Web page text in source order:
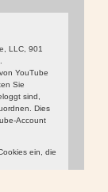
LLC, 901
YouTube
Sie
sind,
Dies
Account
ein, die